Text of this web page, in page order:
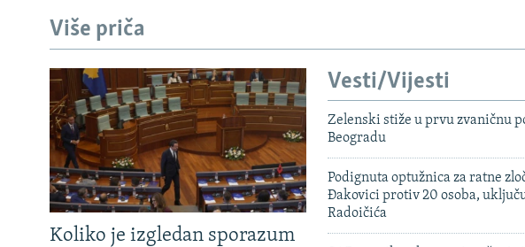
Više priča
Koliko je izgledan sporazum
Vesti/Vijesti
Zelenski stiže u prvu zvaničnu
Beogradu
Podignuta optužnica za ratne
Đakovici protiv 20 osoba,
Radoičića